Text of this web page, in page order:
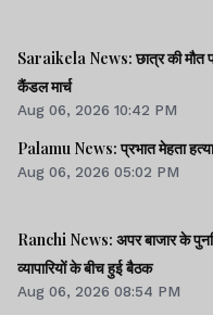
Saraikela News: छात्र की मौत
कैंडल मार्च
Aug 06, 2026 10:42 PM
Palamu News: प्रभात मेहता
Aug 06, 2026 05:02 PM
Ranchi News: अपर बाजार के
व्यापारियों के बीच हुई बैठक
Aug 06, 2026 08:54 PM